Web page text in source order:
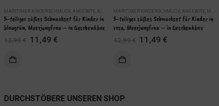
MARITIMER KINDERSCHMUCK, ANGEBOTE, KINDER ,MARITIME SCHMUCKSETS,SCHMUCK
5-teiliges süßes Schmuckset für Kinder in
blaugrün, Meerjungfrau – in Geschenkbox
12,99€ Ursprünglicher
Preis
11,49 €Aktueller
MARITIMER KINDERSCHMUCK, ANGEBOTE, MARITIME SCHMUCKSETS
5-teiliges süßes Schmuckset für Kinder in
rosa, Meerjungfrau – in Geschenkbox
12,99€ Ursprünglicher
Preis
11,49 €Aktueller
IN DEN WARENKORB
DURCHSTÖBERE UNSEREN SHOP